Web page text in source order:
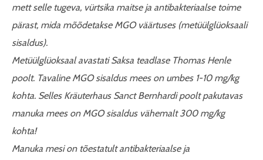
mett selle tugeva, vürtsika maitse ja antibakteriaalse toime
pärast, mida mõõdetakse MGO väärtuses (metüülglüoksaali
sisaldus).
Metüülglüoksaal avastati Saksa teadlase Thomas Henle
poolt. Tavaline MGO sisaldus mees on umbes 1-10 mg/kg
kohta. Selles Kräuterhaus Sanct Bernhardi poolt pakutavas
manuka mees on MGO sisaldus vähemalt 300 mg/kg
kohta!
Manuka mesi on tõestatult antibakteriaalse ja